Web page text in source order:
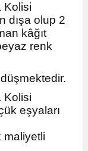
Kolisi
dışa olup 2
kâğıt
renk
Kolisi
eşyaları
maliyetli